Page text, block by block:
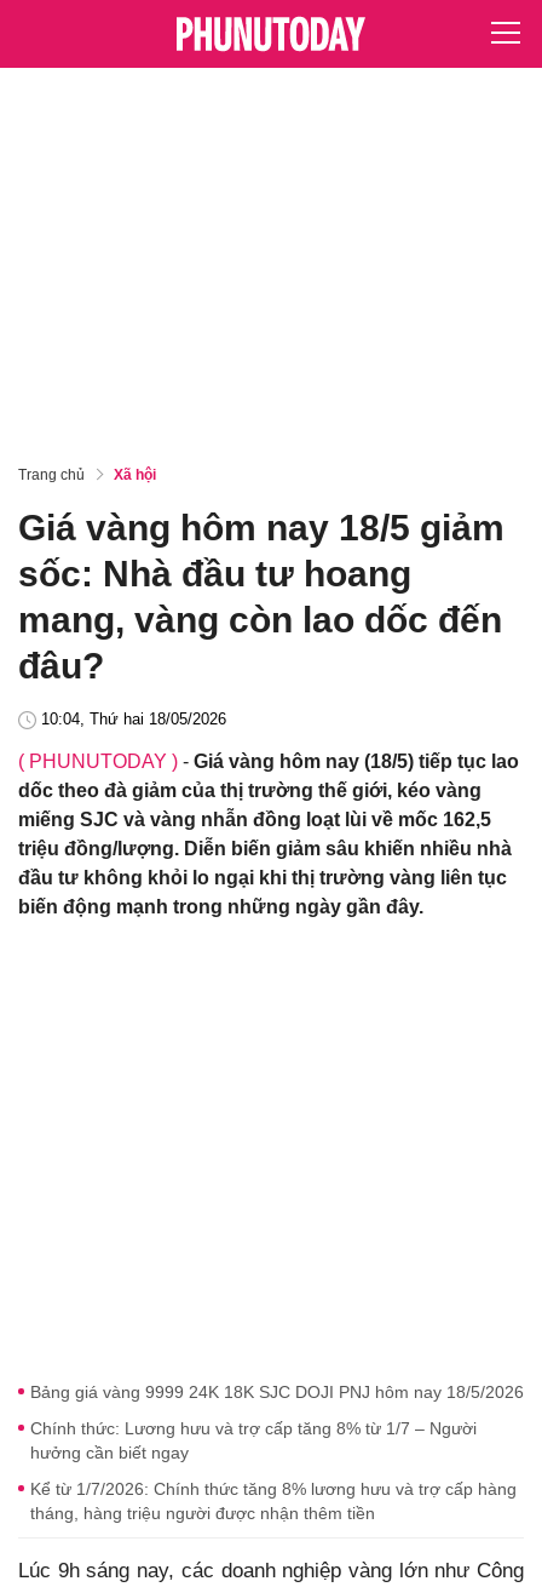
Trang chủ Xã hội
Giá vàng hôm nay 18/5 giảm
sốc: Nhà đầu tư hoang
mang, vàng còn lao dốc đến
đâu?
10:04, Thứ hai 18/05/2026
( PHUNUTODAY ) - Giá vàng hôm nay (18/5) tiếp tục lao
dốc theo đà giảm của thị trường thế giới, kéo vàng
miếng SJC và vàng nhẫn đồng loạt lùi về mốc 162,5
triệu đồng/lượng. Diễn biến giảm sâu khiến nhiều nhà
đầu tư không khỏi lo ngại khi thị trường vàng liên tục
biến động mạnh trong những ngày gần đây.
Bảng giá vàng 9999 24K 18K SJC DOJI PNJ hôm nay 18/5/2026
Chính thức: Lương hưu và trợ cấp tăng 8% từ 1/7 – Người
hưởng cần biết ngay
Kể từ 1/7/2026: Chính thức tăng 8% lương hưu và trợ cấp hàng
tháng, hàng triệu người được nhận thêm tiền
Lúc 9h sáng nay, các doanh nghiệp vàng lớn như Công